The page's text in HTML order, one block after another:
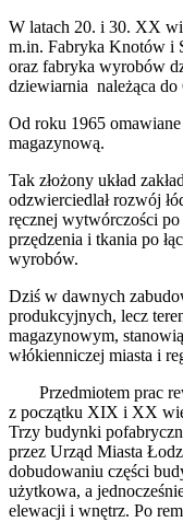
W latach 20. i 30. XX
m.in. Fabryka Knotów i
oraz fabryka wyrobów
dziewiarnia należąca
Od roku 1965
magazynową.
Tak złożony układ
odzwierciedlał rozwój
ręcznej wytwórczości
przędzenia i tkania po
wyrobów.
Dziś w dawnych
produkcyjnych, lecz
magazynowym,
włókienniczej miasta i
Przedmiotem prac
z początku XIX i XX
Trzy budynki
przez Urząd Miasta
dobudowaniu części
użytkowa, a
elewacji i wnętrz. Po